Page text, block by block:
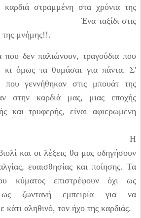
στραμμένη στα χρόνια της
Ένα ταξίδι στις
της μνήμης!!.
που δεν παλιώνουν, τραγούδια που
κι όμως τα θυμάσαι για πάντα. Σ'
που γεννήθηκαν στις μπουάτ της
στην καρδιά μας, μιας εποχής
και τρυφερής, είναι αφιερωμένη
παράσταση.
και οι λέξεις θα μας οδηγήσουν
ευαισθησίας και ποίησης. Τα
κύματος επιστρέφουν όχι ως
ζωντανή εμπειρία για να
κάτι αληθινό, τον ήχο της καρδιάς.